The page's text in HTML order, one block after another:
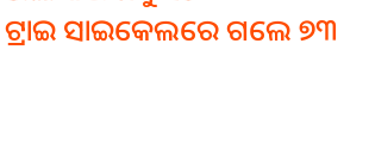
ସାଇକେଲରେ ଗଲେ ୭୩